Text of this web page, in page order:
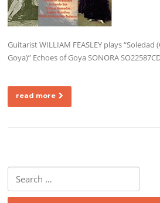
Guitarist WILLIAM FEASLEY plays “Soledad
Goya)” Echoes of Goya SONORA
read more
for: